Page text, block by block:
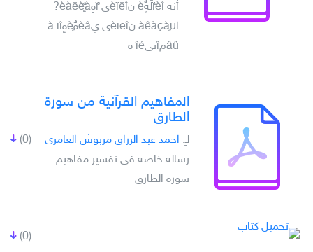
أنه ïًèîلًهٌٍè نèïëîى ٌïهِèàëèٌٍà?
اàêàçàٍü نèïëîى َيèâهًٌèٍهٍà ïî
âûمîنيîé ِه
المفاهيم القرآنية من سورة
الطارق
(0) لـِ: احمد عبد الرزاق مربوش العامري
رساله خاصه فى تفسير مفاهيم
سورة الطارق
(0)